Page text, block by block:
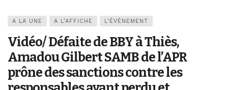
A LA UNE A L’AFFICHE L'ÉVÉNEMENT
Vidéo/ Défaite de BBY à Thiès,
Amadou Gilbert SAMB de l’APR
prône des sanctions contre les